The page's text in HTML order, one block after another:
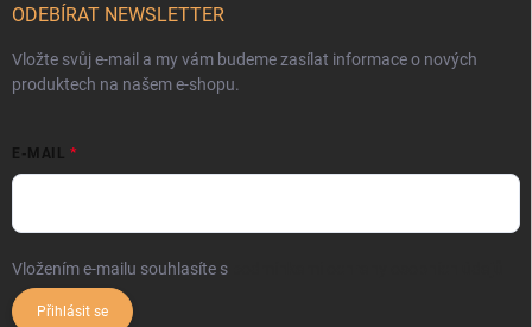
ODEBÍRAT NEWSLETTER
Vložte svůj e-mail a my vám budeme zasílat informace o nových
produktech na našem e-shopu.
E-MAIL
Vložením e-mailu souhlasíte s
Přihlásit se